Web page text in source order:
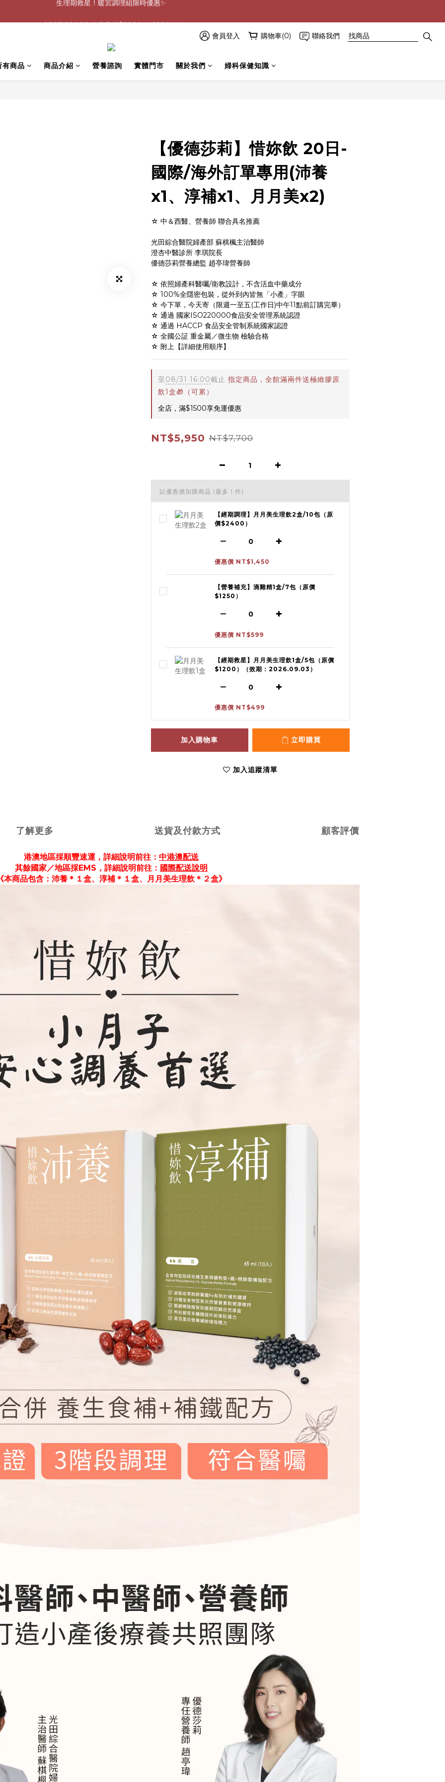
會員登入 購物車(0) 聯絡我們
有商品 商品介紹 營養諮詢 實體門市 關於我們 婦科保健知識
【優德莎莉】惜妳飲 20日-
國際/海外訂單專用(沛養
x1、淳補x1、月月美x2)
☆ 中＆西醫、營養師 聯合具名推薦
光田綜合醫院婦產部 蘇棋楓主治醫師
澄杏中醫診所 李琪院長
優德莎莉營養總監 趙亭瑋營養師
☆ 依照婦產科醫囑/衛教設計，不含活血中藥成分
☆ 100%全隱密包裝，從外到內皆無「小產」字眼
☆ 今下單，今天寄（限週一至五(工作日)中午11點前訂購完畢）
☆ 通過 國家ISO220000食品安全管理系統認證
☆ 通過 HACCP 食品安全管制系統國家認證
☆ 全國公証 重金屬／微生物 檢驗合格
☆ 附上【詳細使用順序】
至08/31 16:00截止 指定商品，全館滿兩件送極緻膠原
飲1盒🎁（可累）
全店，滿$1500享免運優惠
NT$5,950 NT$7,700
以優惠價加購商品 (最多 1 件)
【經期調理】月月美生理飲2盒/10包（原
價$2400）
優惠價 NT$1,450
【營養補充】滴雞精1盒/7包（原價
$1250）
優惠價 NT$599
【經期救星】月月美生理飲1盒/5包（原價
$1200）（效期：2026.09.03）
優惠價 NT$499
加入購物車 立即購買
加入追蹤清單
了解更多 送貨及付款方式 顧客評價
港澳地區採順豐速運， 詳細說明前往 ： 中港澳配送
其餘國家／地區採EMS，詳細說明前往： 國際配送說明
本商品包含：沛養＊１盒、淳補＊１盒、月月美生理飲＊２盒》